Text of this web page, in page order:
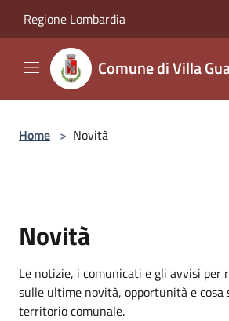
Regione Lombardia
Comune di Villa
Home > Novità
Novità
Le notizie, i comunicati e gli avvisi per
sulle ultime novità, opportunità e cosa
territorio comunale.